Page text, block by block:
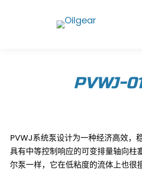
PVWJ-
PVWJ系统泵设计为一种经济高效，
具有中等控制响应的可变排量轴向柱
尔泵一样，它在低粘度的流体上也很